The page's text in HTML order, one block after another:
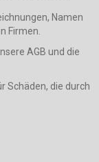
Namen
Firmen.
AGB und die
Schäden, die durch